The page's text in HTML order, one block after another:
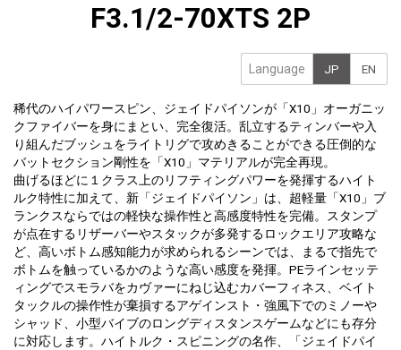
F3.1/2-70XTS 2P
Language JP EN
稀代のハイパワースピン、ジェイドパイソンが「X10」オーガニッ
クファイバーを身にまとい、完全復活。乱立するティンバーや入
り組んだブッシュをライトリグで攻めきることができる圧倒的な
バットセクション剛性を「X10」マテリアルが完全再現。
曲げるほどに１クラス上のリフティングパワーを発揮するハイト
ルク特性に加えて、新「ジェイドパイソン」は、超軽量「X10」ブ
ランクスならではの軽快な操作性と高感度特性を完備。スタンプ
が点在するリザーバーやスタックが多発するロックエリア攻略な
ど、高いボトム感知能力が求められるシーンでは、まるで指先で
ボトムを触っているかのような高い感度を発揮。PEラインセッテ
ィングでスモラバをカヴァーにねじ込むカバーフィネス、ベイト
タックルの操作性が棄損するアゲインスト・強風下でのミノーや
シャッド、小型バイブのロングディスタンスゲームなどにも存分
に対応します。ハイトルク・スピニングの名作、「ジェイドパイ